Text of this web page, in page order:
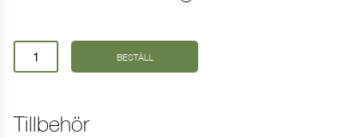
Familjebukett
BESTÄLL
Tillbehör